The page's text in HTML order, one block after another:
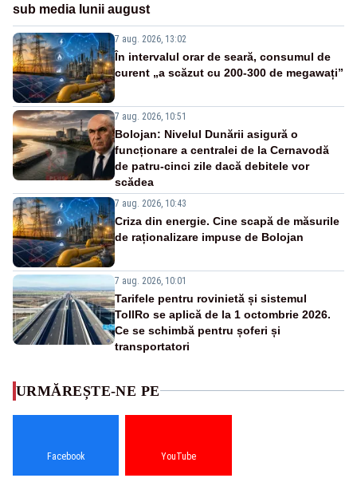
sub media lunii august
7 aug. 2026, 13:02
În intervalul orar de seară, consumul de
curent „a scăzut cu 200-300 de megawați”
7 aug. 2026, 10:51
Bolojan: Nivelul Dunării asigură o
funcționare a centralei de la Cernavodă
de patru-cinci zile dacă debitele vor
scădea
7 aug. 2026, 10:43
Criza din energie. Cine scapă de măsurile
de raționalizare impuse de Bolojan
7 aug. 2026, 10:01
Tarifele pentru rovinietă și sistemul
TollRo se aplică de la 1 octombrie 2026.
Ce se schimbă pentru șoferi și
transportatori
URMĂREȘTE-NE PE
Facebook YouTube